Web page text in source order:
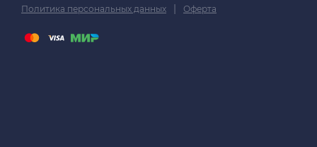
Политика персональных данных | Оферта